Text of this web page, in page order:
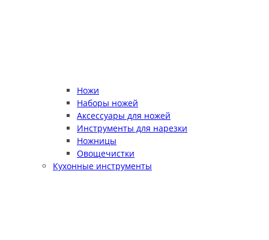
Ножи
Наборы ножей
Аксессуары для ножей
Инструменты для нарезки
Ножницы
Овощечистки
Кухонные инструменты